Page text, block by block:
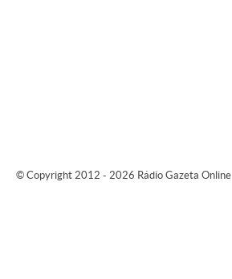
© Copyright 2012 - 2026 Rádio Gazeta Online